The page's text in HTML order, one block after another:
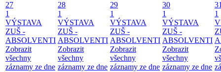
27
1
VÝSTAVA
ZUŠ -
ABSOLVENTI
Zobrazit
všechny
záznamy ze dne
28
1
VÝSTAVA
ZUŠ -
ABSOLVENTI
Zobrazit
všechny
záznamy ze dne
29
1
VÝSTAVA
ZUŠ -
ABSOLVENTI
Zobrazit
všechny
záznamy ze dne
30
1
VÝSTAVA
ZUŠ -
ABSOLVENTI
Zobrazit
všechny
záznamy ze dne
1